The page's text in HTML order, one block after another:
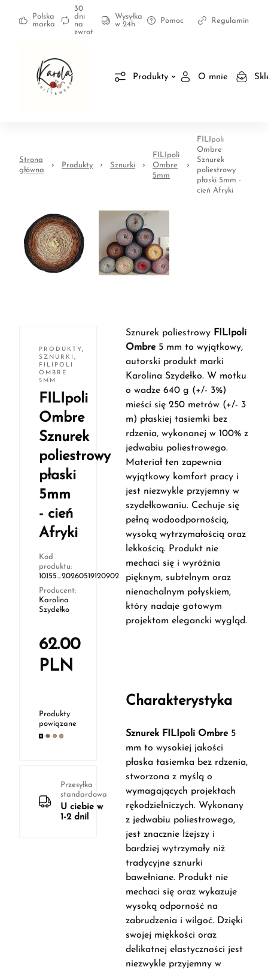
Polska
marka
30
dni
na
zwrot
Wysyłka
w 24h
Pomoc Regulamin
Produkty O mnie
Strona
główna
Produkty Sznurki
FILIpoli
Ombre
5mm
FILIpoli
Ombre
Sznurek
poliestrowy
płaski 5mm -
cień Afryki
PRODUKTY,
SZNURKI ,
FILIPOLI
OMBRE
5MM
FILIpoli
Ombre
Sznurek
poliestrowy
płaski
5mm
- cień
Afryki
Kod
produktu:
10155_20260519120902
Producent:
Karolina
Szydełko
62.00
PLN
Produkty
powiązane
Przesyłka
standardowa
U ciebie w
1-2 dni!
Sznurek poliestrowy FILIpoli
Ombre5 mm to wyjątkowy,
autorski produkt marki
Karolina Szydełko. W motku
o wadze 640 g (+/- 3%)
mieści się 250 metrów (+/- 3
m) płaskiej tasiemki bez
rdzenia, wykonanej w 100% z
jedwabiu poliestrowego.
Materiał ten zapewnia
wyjątkowy komfort pracy i
jest niezwykle przyjemny w
szydełkowaniu. Cechuje się
pełną wodoodpornością,
wysoką wytrzymałością oraz
lekkością. Produkt nie
mechaci się i wyróżnia
pięknym, subtelnym oraz
nienachalnym połyskiem,
który nadaje gotowym
projektom elegancki wygląd.
Charakterystyka
Sznurek FILIpoli Ombre5
mm to wysokiej jakości
płaska tasiemka bez rdzenia,
stworzona z myślą o
wymagających projektach
rękodzielniczych. Wykonany
z jedwabiu poliestrowego,
jest znacznie lżejszy i
bardziej wytrzymały niż
tradycyjne sznurki
bawełniane. Produkt nie
mechaci się oraz wykazuje
wysoką odporność na
zabrudzenia i wilgoć. Dzięki
swojej miękkości oraz
delikatnej elastyczności jest
niezwykle przyjemny w